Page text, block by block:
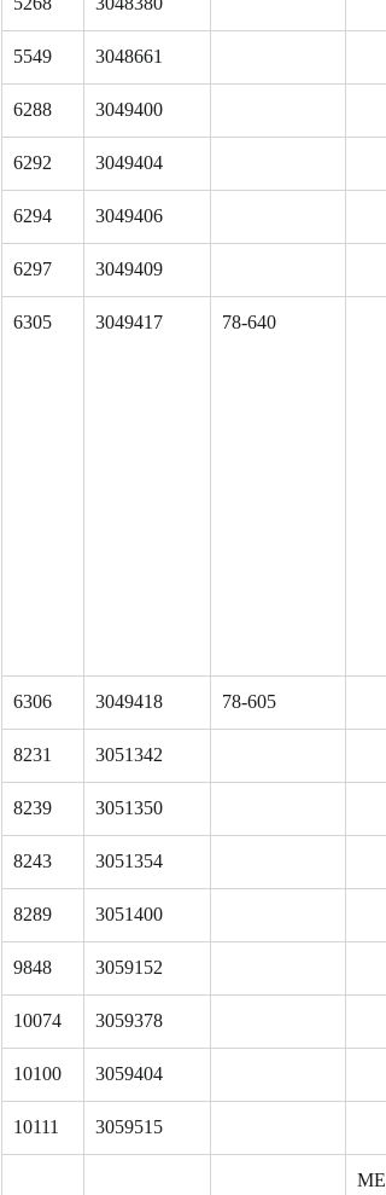
5549 3048661
6288 3049400
6292 3049404
6294 3049406
6297 3049409
6305 3049417 78-640
6306 3049418 78-605
8231 3051342
8239 3051350
8243 3051354
8289 3051400
9848 3059152
10074 3059378
10100 3059404
10111 3059515